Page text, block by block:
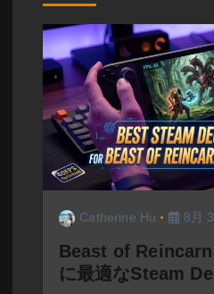
ン
Catherine Hu 8月
Beast of
に最適なSteam